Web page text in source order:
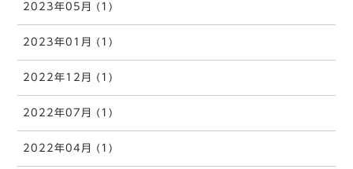
2023年05月 (1)
2023年01月 (1)
2022年12月 (1)
2022年07月 (1)
2022年04月 (1)